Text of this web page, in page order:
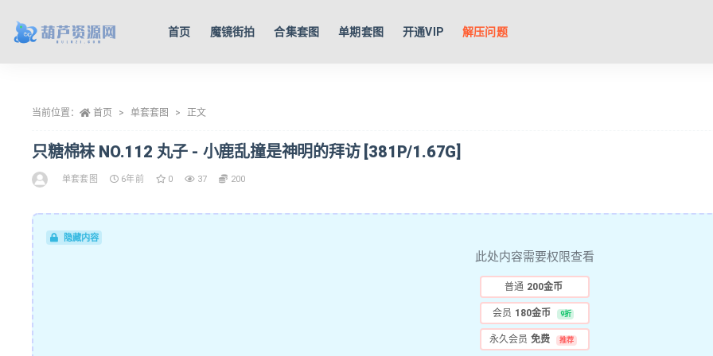
首页 魔镜街拍 合集套图 单期套图 开通VIP 解压问题
当前位置： 首页 单套套图 正文
只糖棉袜 NO.112 丸子 - 小鹿乱撞是神明的拜访 [381P/1.67G]
单套套图 6年前 0 37 200
隐藏内容
此处内容需要权限查看
普通 200金币
会员 180金币 9折
永久会员 免费 推荐
全部